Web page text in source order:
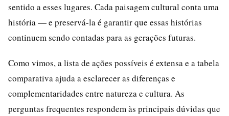
sentido a esses lugares. Cada paisagem cultural conta uma
história — e preservá-la é garantir que essas histórias
continuem sendo contadas para as gerações futuras.
Como vimos, a lista de ações possíveis é extensa e a tabela
comparativa ajuda a esclarecer as diferenças e
complementaridades entre natureza e cultura. As
perguntas frequentes respondem às principais dúvidas que